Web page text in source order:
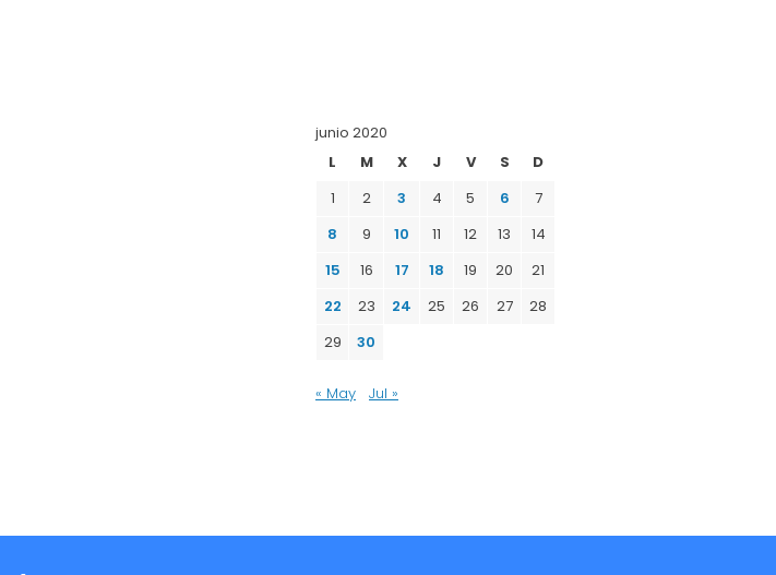
junio 2020
L
M X J V S
D
1
2 3 4 5 6
7
8
9 10 11 12 13
14
15
16 17 18 19 20
21
22
23 24 25 26 27
28
29
30
« May Jul »